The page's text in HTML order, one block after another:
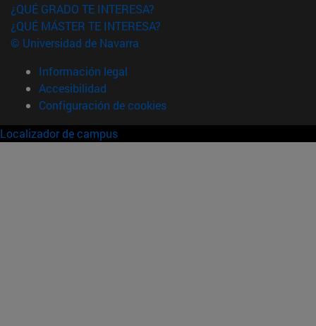
¿QUÉ GRADO TE INTERESA?
¿QUÉ MÁSTER TE INTERESA?
© Universidad de Navarra
Información legal
Accesibilidad
Configuración de cookies
Localizador de campus